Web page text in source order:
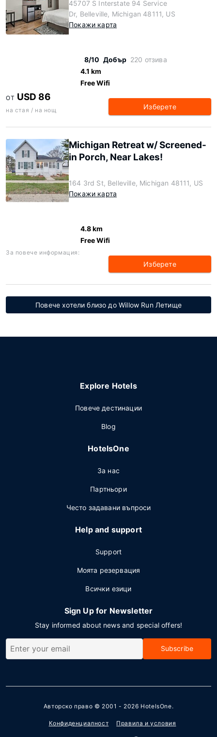
45707 S Interstate 94 Service
Dr, Belleville, Michigan 48111, US
Покажи карта
8/10 Добър 220 отзива
4.1 km
Free Wifi
ОТ USD 86
на стая / на нощ Изберете
Michigan Retreat w/ Screened-
in Porch, Near Lakes!
164 3rd St, Belleville, Michigan 48111, US
Покажи карта
4.8 km
Free Wifi
За повече информация:
Изберете
Повече хотели близо до Willow Run Летище
Explore Hotels
Повече дестинации
Blog
HotelsOne
За нас
Партньори
Често задавани въпроси
Help and support
Support
Моята резервация
Всички езици
Sign Up for Newsletter
Stay informed about news and special offers!
Subscribe
Авторско право © 2001 - 2026 HotelsOne.
Конфиденциалност Правила и условия